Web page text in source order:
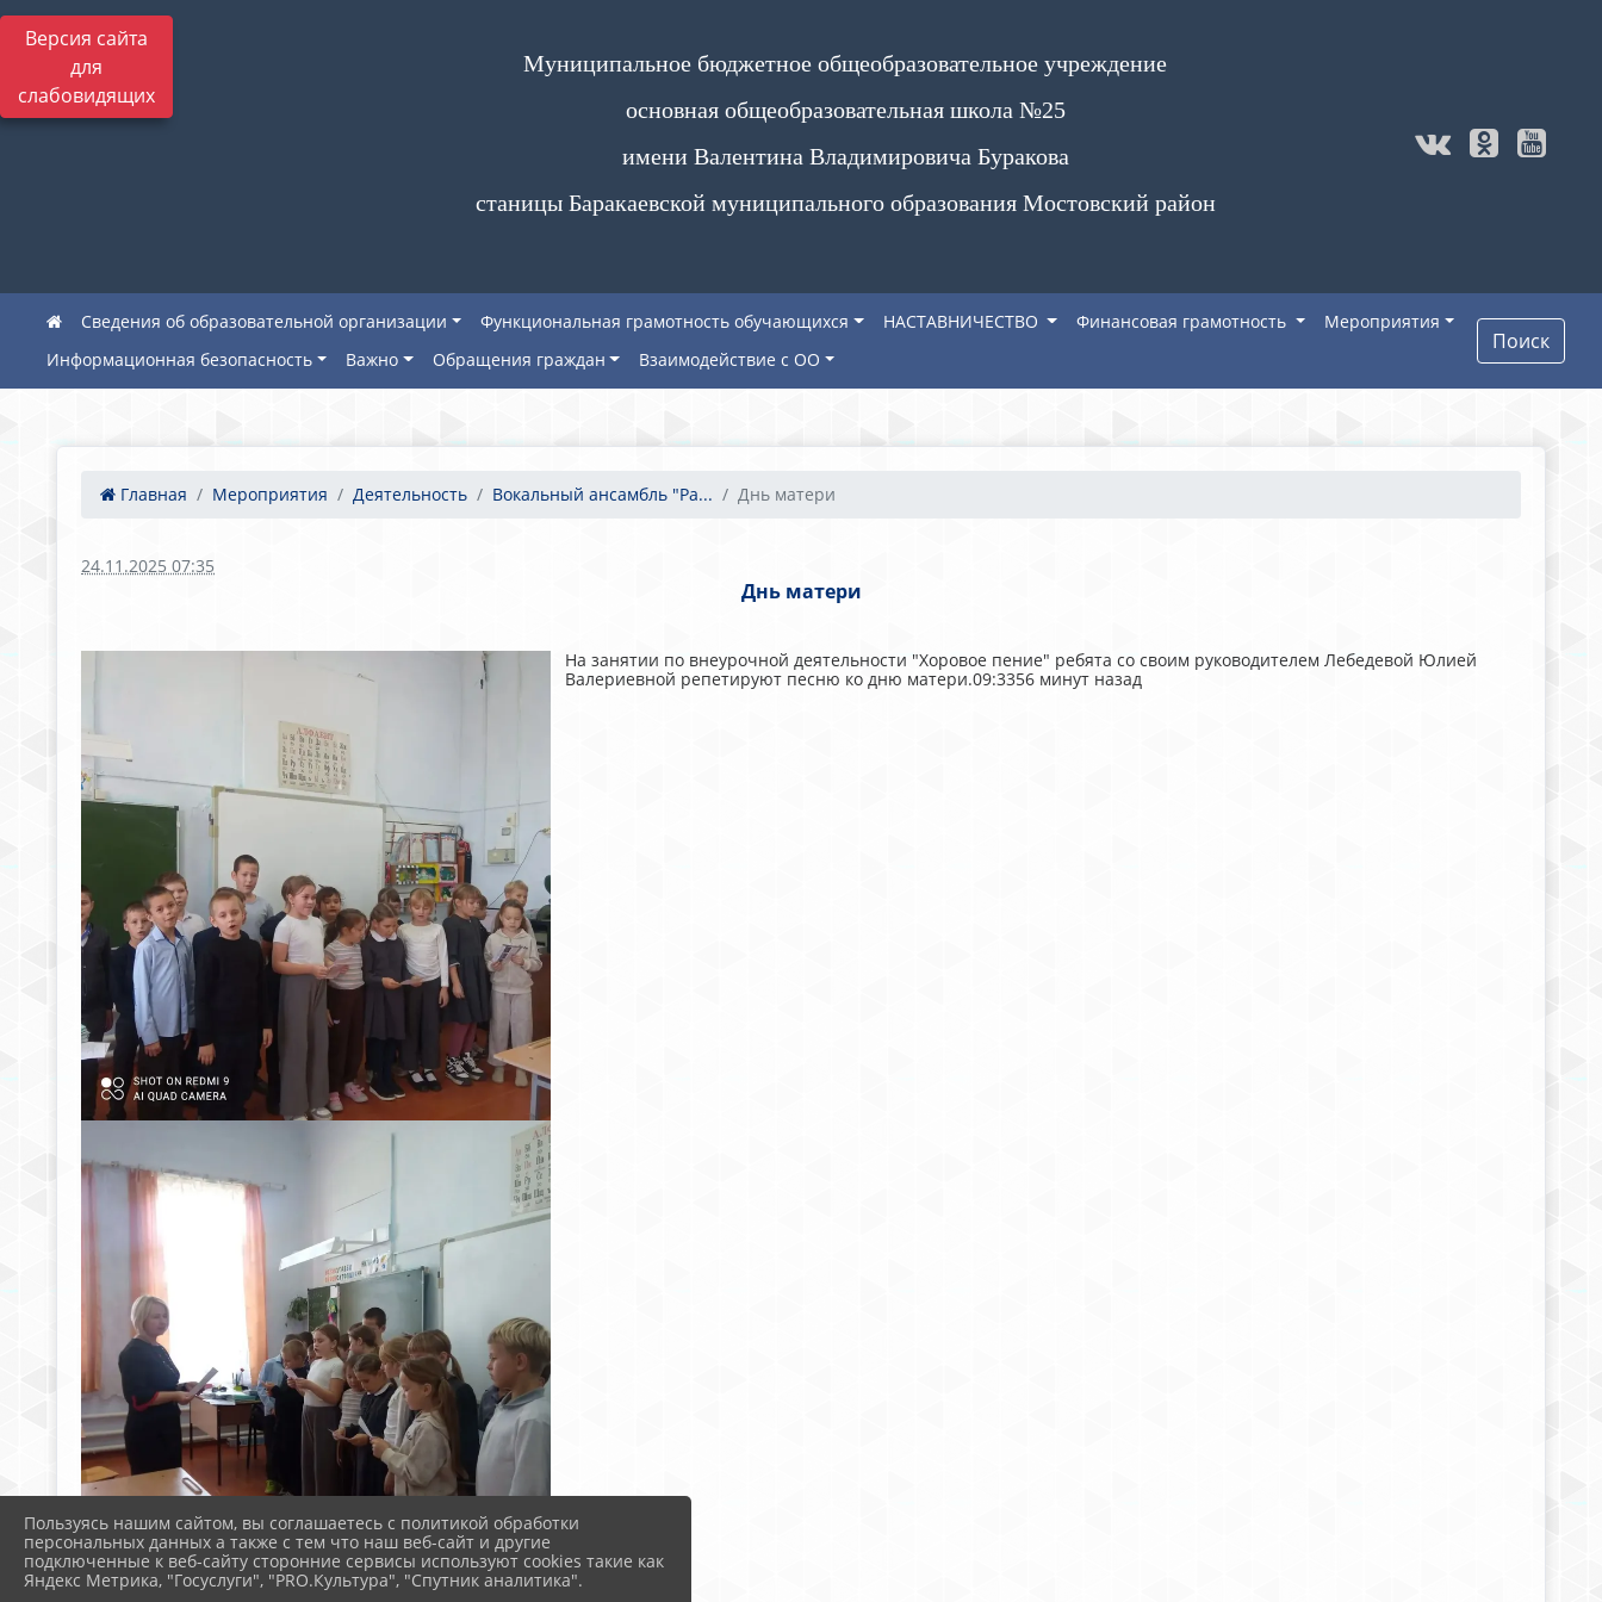
Версия сайта
для
слабовидящих
Муниципальное бюджетное общеобразовательное учреждение
основная общеобразовательная школа №25
имени Валентина Владимировича Буракова
станицы Баракаевской муниципального образования Мостовский район
Сведения об образовательной организации Функциональная грамотность обучающихся НАСТАВНИЧЕСТВО Финансовая грамотность
Мероприятия
Информационная безопасность
Важно Обращения граждан Взаимодействие с ОО
Поиск
Главная Мероприятия Деятельность Вокальный ансамбль "Ра... Днь матери
24.11.2025 07:35
Днь матери
На занятии по внеурочной деятельности "Хоровое пение" ребята со своим руководителем Лебедевой Юлией
Валериевной репетируют песню ко дню матери.09:3356 минут назад
Пользуясь нашим сайтом, вы соглашаетесь с политикой обработки
персональных данных а также с тем что наш веб-сайт и другие
подключенные к веб-сайту сторонние сервисы используют cookies такие как
Яндекс Метрика, "Госуслуги", "PRO.Культура", "Спутник аналитика".